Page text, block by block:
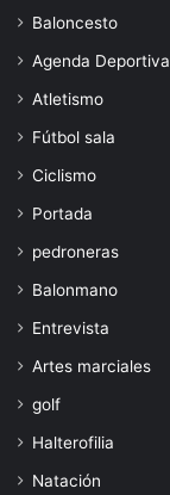
Baloncesto
Agenda Deportiva
Atletismo
Fútbol sala
Ciclismo
Portada
pedroneras
Balonmano
Entrevista
Artes marciales
golf
Halterofilia
Natación